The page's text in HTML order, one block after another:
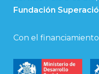
Fundación
Con el